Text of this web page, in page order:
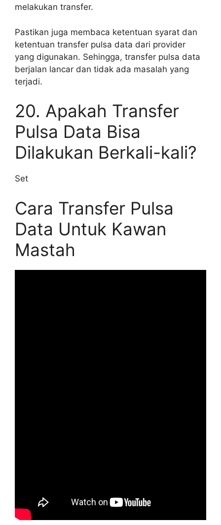
melakukan transfer.
Pastikan juga membaca ketentuan syarat dan
ketentuan transfer pulsa data dari provider
yang digunakan. Sehingga, transfer pulsa data
berjalan lancar dan tidak ada masalah yang
terjadi.
20. Apakah Transfer
Pulsa Data Bisa
Dilakukan Berkali-kali?
Set
Cara Transfer Pulsa
Data Untuk Kawan
Mastah